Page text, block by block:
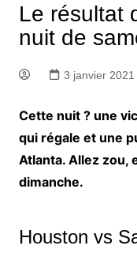
Le résultat
nuit de
3 janvier 2021
Cette nuit ? une
qui régale et une
Atlanta. Allez zou,
dimanche.
Houston vs